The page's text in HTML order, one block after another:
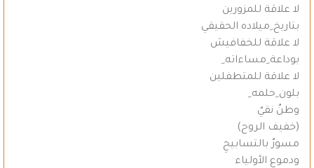
لا علاقة للمزورين
بتاريخ ِميلاده الحقيقي
لا علاقة للخفافيش
بوداعة ِمساءاته ِ
لا علاقة للمتطفلين
بلون ِحلمه ِ
وطنٌ نقيٌ
(خفيف الروح)
مسورٌ بالتسابيحِ
ودموع الأولياء